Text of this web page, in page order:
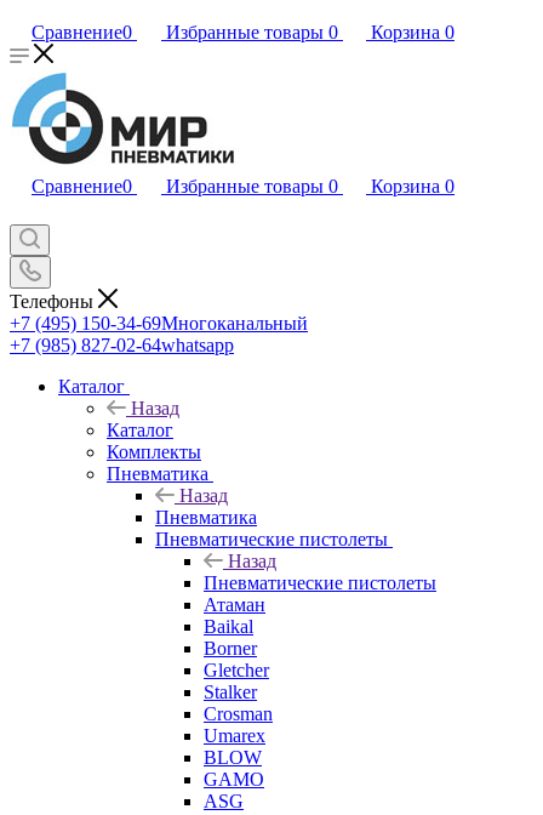
Сравнение0 Избранные товары 0 Корзина 0
Сравнение0 Избранные товары 0 Корзина 0
Телефоны
+7 (495) 150-34-69Многоканальный
+7 (985) 827-02-64whatsapp
Каталог
Назад
Каталог
Комплекты
Пневматика
Назад
Пневматика
Пневматические пистолеты
Назад
Пневматические пистолеты
Атаман
Baikal
Borner
Gletcher
Stalker
Crosman
Umarex
BLOW
GAMO
ASG